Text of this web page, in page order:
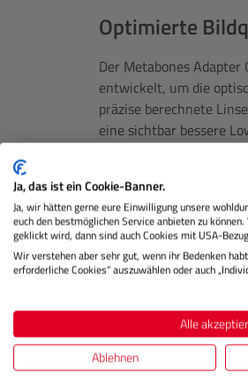
Optimierte
Der Metabones Adapter
entwickelt, um die
präzise berechnete
eine sichtbar bessere
Farbwiedergabe über
Robuste
Dank seiner massiven
E-Mount Speedbooster
Der integrierte, AS-
Objektiven und
Elektronische Kontakte
sofern vom Objektiv
Ja, das ist ein Cookie-Banner.
Ja, wir hätten gerne eure Einwilligung unsere
euch den bestmöglichen Service anbieten zu
geklickt wird, dann sind auch Cookies mit USA-
Wir verstehen aber sehr gut, wenn ihr Bedenken
erforderliche Cookies“ auszuwählen oder auch
Alle
Ablehnen